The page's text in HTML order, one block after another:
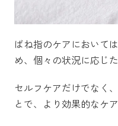
ばね指のケアにおいて
め、個々の状況に応じ
セルフケアだけでなく
とで、より効果的なケ